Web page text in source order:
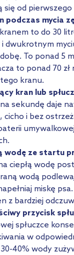
od pierwszego
podczas mycia
to do 30
dwukrotnym
To ponad 5
to ponad 70 zł
kranu.
kran lub
sekundę daje
cicho i bez
wodę ze startu
ciepłą wodę
wodą
miskę
z bardziej
przycisk
spłuczce
w
40% wody